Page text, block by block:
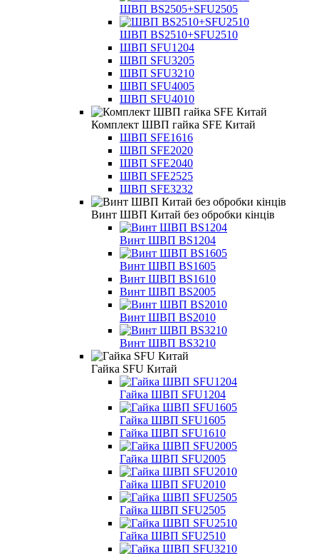
ШВП BS2505+SFU2505
ШВП BS2510+SFU2510
ШВП SFU1204
ШВП SFU3205
ШВП SFU3210
ШВП SFU4005
ШВП SFU4010
Комплект ШВП гайка SFE Китай
ШВП SFE1616
ШВП SFE2020
ШВП SFE2040
ШВП SFE2525
ШВП SFE3232
Винт ШВП Китай без обробки кінців
Винт ШВП BS1204
Винт ШВП BS1605
Винт ШВП BS1610
Винт ШВП BS2005
Винт ШВП BS2010
Винт ШВП BS3210
Гайка SFU Китай
Гайка ШВП SFU1204
Гайка ШВП SFU1605
Гайка ШВП SFU1610
Гайка ШВП SFU2005
Гайка ШВП SFU2010
Гайка ШВП SFU2505
Гайка ШВП SFU2510